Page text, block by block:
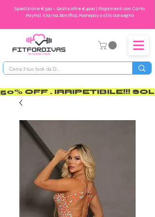
Spedizione €5,90 – Gratis oltre €49,90 | Pagamenti con Carta,
PayPal, Klarna, Bonifico, Postepay o alla consegna
50% OFF . IRRIPETIBILE!!!